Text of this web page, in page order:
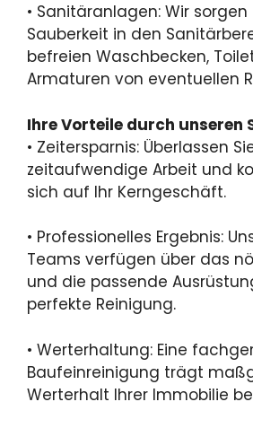
• Sanitäranlagen: Wir
Sauberkeit in den
befreien Waschbecken,
Armaturen von eventuellen
Ihre Vorteile durch unseren
• Zeitersparnis: Überlassen
zeitaufwendige Arbeit und
sich auf Ihr Kerngeschäft.
• Professionelles Ergebnis:
Teams verfügen über das
und die passende
perfekte Reinigung.
• Werterhaltung: Eine
Baufeinreinigung trägt
Werterhalt Ihrer Immobilie